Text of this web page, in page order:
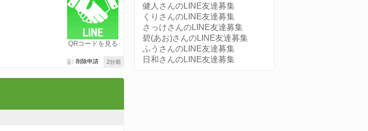
QRコードを見る
2分前
削除申請
健人さんのLINE友達募集
くりさんのLINE友達募集
さっけさんのLINE友達募集
碧(あお)さんのLINE友達募集
ふうさんのLINE友達募集
日和さんのLINE友達募集